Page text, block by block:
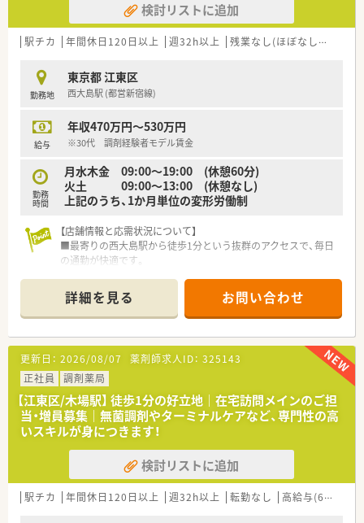
検討リストに追加
駅チカ 年間休日120日以上 週32h以上 残業なし(ほぼなし含む)
勤務地
東京都 江東区
西大島駅 (都営新宿線)
給与
年収470万円～530万円
※30代 調剤経験者モデル賃金
勤務
時間
月水木金 09:00～19:00 (休憩60分)
火土 09:00～13:00 (休憩なし)
上記のうち、1か月単位の変形労働制
【店舗情報と応需状況について】
■最寄りの西大島駅から徒歩1分という抜群のアクセスで、毎日
の通勤が快適です。
処方箋を応需しています。
■1日の処方箋枚数は約100枚で、常時2～3名体制と手厚い人員
配置で対応します。
■門前のドクターとは日頃から密に連携しており、非常に風通し
が良く働きやすいです。
■待合室や休憩室も広く設計されており、患者様もスタッフもリ
ラックスできる空間です。
■薬学生の実習も積極的に受け入れています。
【法人特徴について】
■東京都と千葉県に合計6店舗の調剤薬局をドミナント展開して
いる会社です。
■元MR出身の社長は現場との距離が近く、門前クリニックとの
関係構築を大切にしています。
■一人当たりの対応枚数を20枚程度に抑えるなど、従業員の働
詳細を見る お問い合わせ
更新日： 2026/08/07 薬剤師求人ID： 325143
正社員
調剤薬局
【江東区/木場駅】 徒歩1分の好立地｜在宅訪問メインのご担
当・増員募集｜無菌調剤やターミナルケアなど、専門性の高
いスキルが身につきます！
検討リストに追加
駅チカ 年間休日120日以上 週32h以上 転勤なし 高給与(600万円以上)